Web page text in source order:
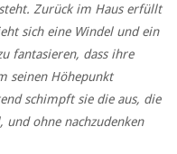
Zurück im Haus erfüllt
sich eine Windel und ein
fantasieren, dass ihre
seinen Höhepunkt
schimpft sie die aus, die
und ohne nachzudenken